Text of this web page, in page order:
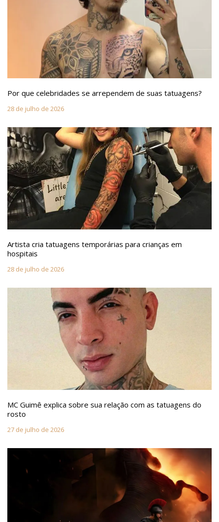
Por que celebridades se arrependem de suas tatuagens?
28 de julho de 2026
Artista cria tatuagens temporárias para crianças em
hospitais
28 de julho de 2026
MC Guimê explica sobre sua relação com as tatuagens do
rosto
27 de julho de 2026